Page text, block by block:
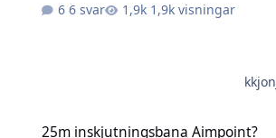
6 svar 1,9k visningar
kkjon
25m inskjutningsbana Aimpoint?